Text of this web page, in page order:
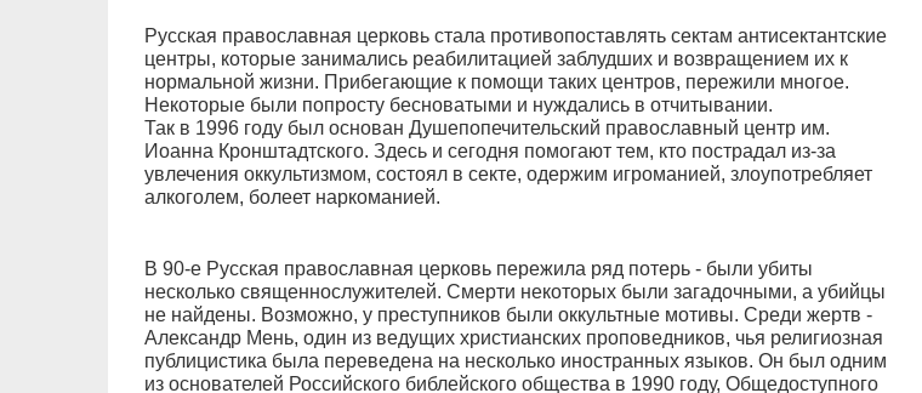
Русская православная церковь стала противопоставлять сектам антисектантские
центры, которые занимались реабилитацией заблудших и возвращением их к
нормальной жизни. Прибегающие к помощи таких центров, пережили многое.
Некоторые были попросту бесноватыми и нуждались в отчитывании.
Так в 1996 году был основан Душепопечительский православный центр им.
Иоанна Кронштадтского. Здесь и сегодня помогают тем, кто пострадал из-за
увлечения оккультизмом, состоял в секте, одержим игроманией, злоупотребляет
алкоголем, болеет наркоманией.
В 90-е Русская православная церковь пережила ряд потерь - были убиты
несколько священнослужителей. Смерти некоторых были загадочными, а убийцы
не найдены. Возможно, у преступников были оккультные мотивы. Среди жертв -
Александр Мень, один из ведущих христианских проповедников, чья религиозная
публицистика была переведена на несколько иностранных языков. Он был одним
из основателей Российского библейского общества в 1990 году, Общедоступного